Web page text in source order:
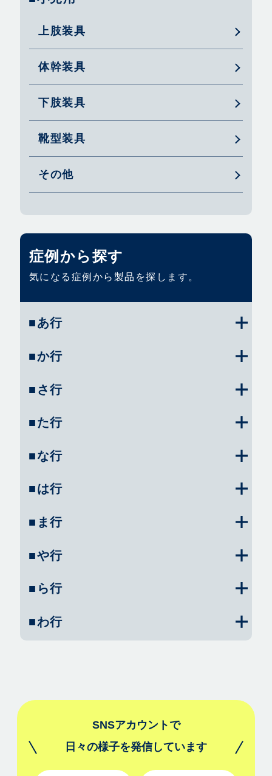
上肢装具
体幹装具
下肢装具
靴型装具
その他
症例から探す
気になる症例から製品を探します。
■あ行
■か行
■さ行
■た行
■な行
■は行
■ま行
■や行
■ら行
■わ行
SNSアカウントで
日々の様子を発信しています